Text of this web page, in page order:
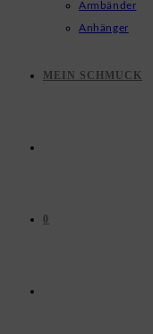
Armbänder
Anhänger
MEIN SCHMUCK
0